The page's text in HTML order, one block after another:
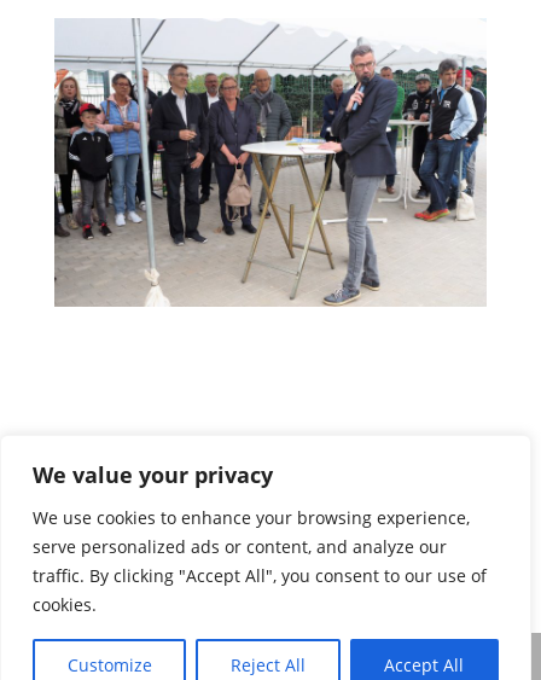
We value your privacy
We use cookies to enhance your browsing experience,
serve personalized ads or content, and analyze our
traffic. By clicking "Accept All", you consent to our use of
cookies.
Customize Reject All Accept All